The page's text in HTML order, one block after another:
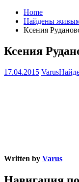
Home
Найдены
Ксения
Ксения
17.04.2015 Varus
Written by Varus